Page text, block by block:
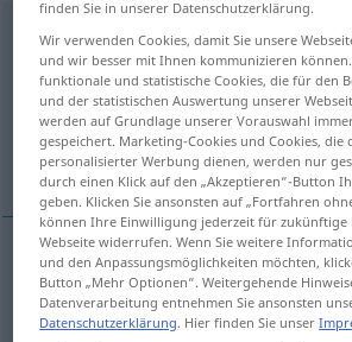
bienveillant [bjɛ̃vɛjɑ̃]adj <-ante [-ɑ̃t]>
Übersicht aller Übersetzungen
(Für mehr Details die Übersetzung
wohlwollend
wohlwollend bienveillant
finden Sie in unserer Datenschutzerklärung.
Wir verwenden Cookies, damit Sie unsere
und wir besser mit Ihnen kommunizieren
funktionale und statistische Cookies, die für den
und der statistischen Auswertung unserer
werden auf Grundlage unserer Vorauswahl
gespeichert. Marketing-Cookies und Cookies, die
personalisierter Werbung dienen, werden nur
durch einen Klick auf den „Akzeptieren“-Button
geben. Klicken Sie ansonsten auf „Fortfahren
können Ihre Einwilligung jederzeit für zukünftige
Webseite widerrufen. Wenn Sie weitere
und den Anpassungsmöglichkeiten möchten,
Button „Mehr Optionen“. Weitergehende
Datenverarbeitung entnehmen Sie ansonsten
Datenschutzerklärung. Hier finden Sie unser